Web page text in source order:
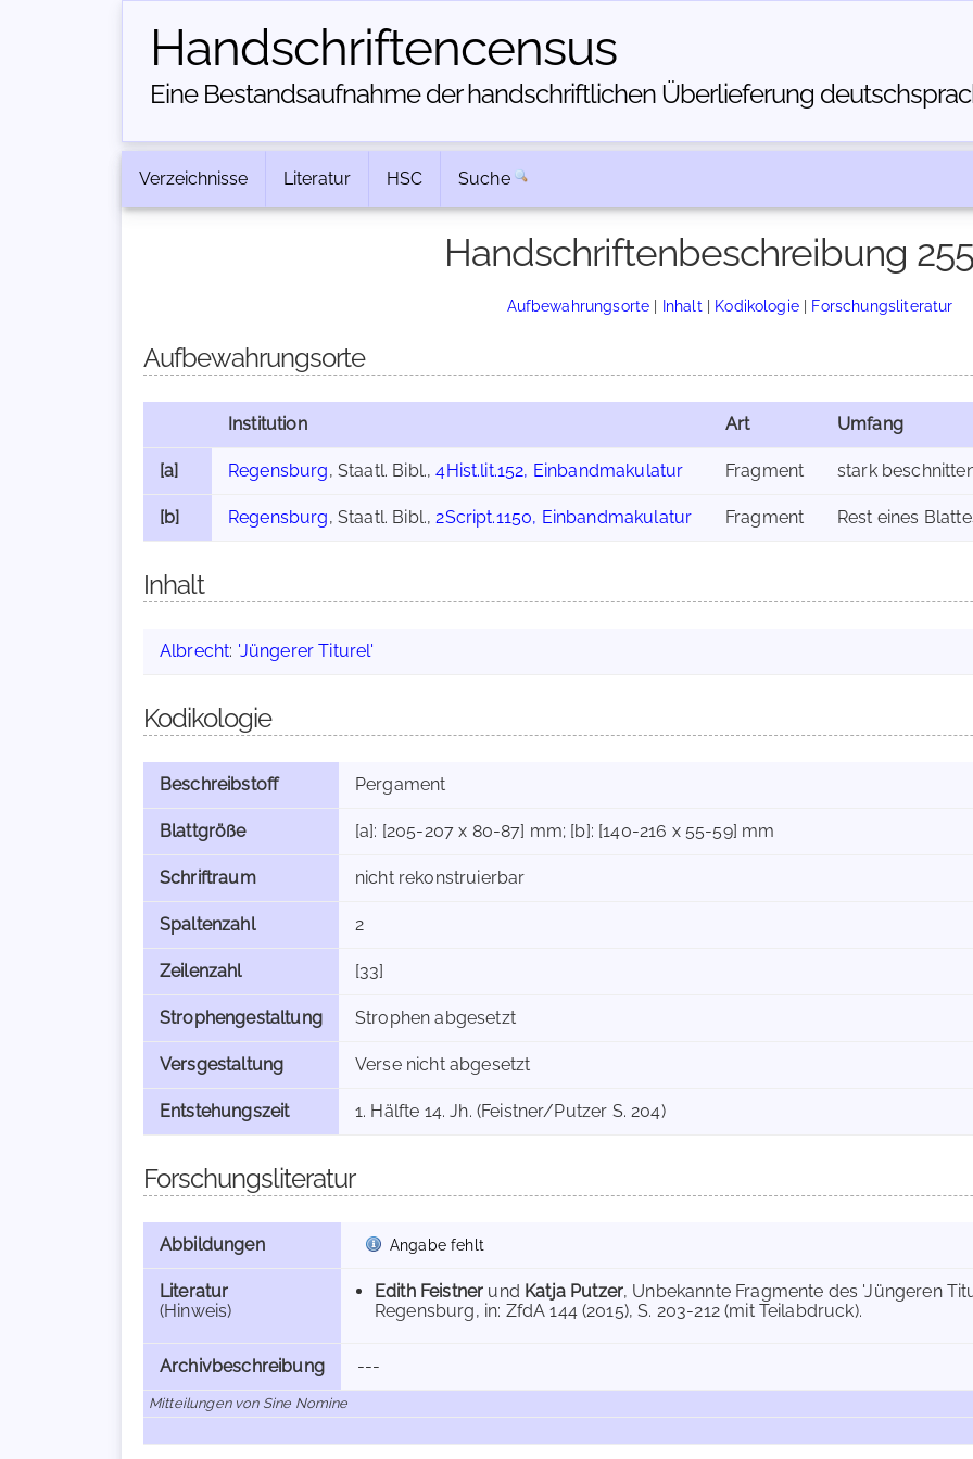
Handschriften­census
Eine Bestandsaufnahme der handschriftlichen Über­lieferung
Verzeichnisse Literatur HSC Suche
Handschriftenbeschreibung
Aufbewahrungsorte | Inhalt | Kodikologie| Forschungsliteratur
Aufbewahrungsorte
Institution Art Umfang
[a] Regensburg, Staatl. Bibl.,4Hist.lit.152, Einbandmakulatur Fragment stark
[b] Regensburg, Staatl. Bibl.,2Script.1150, Einbandmakulatur Fragment Rest eines
Inhalt
Albrecht: 'Jüngerer Titurel'
Kodikologie
Beschreibstoff Pergament
Blattgröße [a]: [205-207 x 80-87] mm; [b]: [140-216 x 55-59] mm
Schriftraum nicht rekonstruierbar
Spaltenzahl 2
Zeilenzahl [33]
Strophengestaltung Strophen abgesetzt
Versgestaltung Verse nicht abgesetzt
Entstehungszeit 1. Hälfte 14. Jh. (Feistner/Putzer S. 204)
Forschungsliteratur
Abbildungen Angabe fehlt
Literatur
(Hinweis)
Edith Feistner und Katja Putzer, Unbekannte Fragmente des 'Jüngeren
Regensburg, in: ZfdA 144 (2015), S. 203-212 (mit Teilabdruck).
Archivbeschreibung ---
Mitteilungen von Sine Nomine